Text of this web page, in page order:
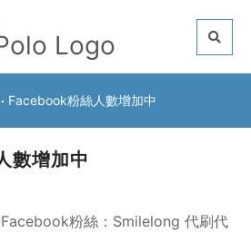
Facebook粉絲人數增加中
數增加中
粉絲：Smilelong 代刷代